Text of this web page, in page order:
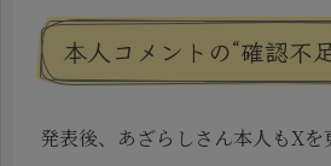
本人コメントの“確認不
発表後、あざらしさん本人もXを